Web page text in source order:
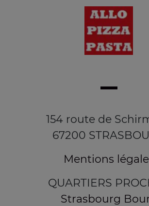
154 route de
67200
Mentions
QUARTIERS
Strasbourg